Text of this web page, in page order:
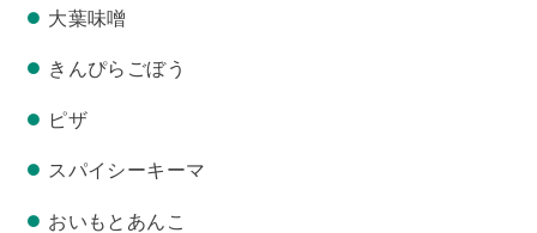
大葉味噌
きんぴらごぼう
ピザ
スパイシーキーマ
おいもとあんこ